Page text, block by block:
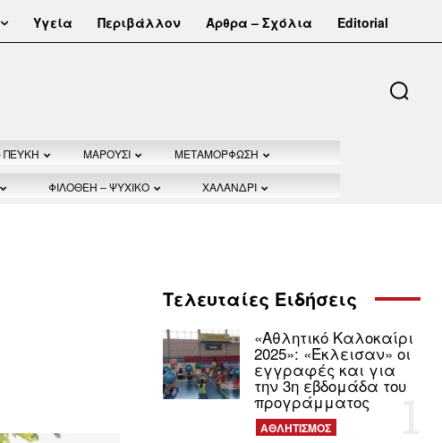
Υγεία Περιβάλλον Άρθρα – Σχόλια Editorial
ΠΕΥΚΗ ΜΑΡΟΥΣΙ ΜΕΤΑΜΟΡΦΩΣΗ
ΦΙΛΟΘΕΗ – ΨΥΧΙΚΟ ΧΑΛΑΝΔΡΙ
Τελευταίες Ειδήσεις
«Αθλητικό Καλοκαίρι
2025»: «Έκλεισαν» οι
εγγραφές και για
την 3η εβδομάδα του
προγράμματος
ΑΘΛΗΤΙΣΜΟΣ